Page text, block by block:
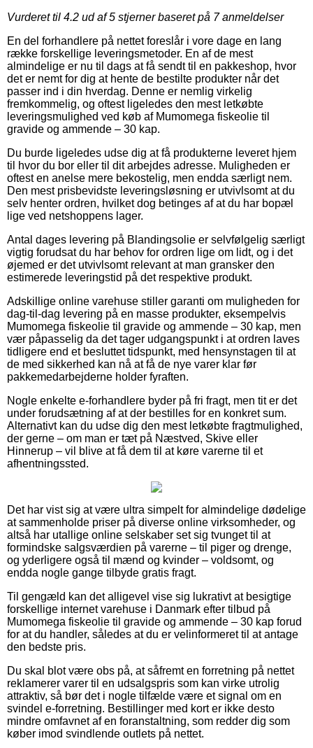
Vurderet til 4.2 ud af 5 stjerner baseret på 7anmeldelser
En del forhandlere på nettet foreslår i vore dage en lang
række forskellige leveringsmetoder. En af de mest
almindelige er nu til dags at få sendt til en pakkeshop, hvor
det er nemt for dig at hente de bestilte produkter når det
passer ind i din hverdag. Denne er nemlig virkelig
fremkommelig, og oftest ligeledes den mest letkøbte
leveringsmulighed ved køb af Mumomega fiskeolie til
gravide og ammende – 30 kap.
Du burde ligeledes udse dig at få produkterne leveret hjem
til hvor du bor eller til dit arbejdes adresse. Muligheden er
oftest en anelse mere bekostelig, men endda særligt nem.
Den mest prisbevidste leveringsløsning er utvivlsomt at du
selv henter ordren, hvilket dog betinges af at du har bopæl
lige ved netshoppens lager.
Antal dages levering på Blandingsolie er selvfølgelig særligt
vigtig forudsat du har behov for ordren lige om lidt, og i det
øjemed er det utvivlsomt relevant at man gransker den
estimerede leveringstid på det respektive produkt.
Adskillige online varehuse stiller garanti om muligheden for
dag-til-dag levering på en masse produkter, eksempelvis
Mumomega fiskeolie til gravide og ammende – 30 kap, men
vær påpasselig da det tager udgangspunkt i at ordren laves
tidligere end et besluttet tidspunkt, med hensynstagen til at
de med sikkerhed kan nå at få de nye varer klar før
pakkemedarbejderne holder fyraften.
Nogle enkelte e-forhandlere byder på fri fragt, men tit er det
under forudsætning af at der bestilles for en konkret sum.
Alternativt kan du udse dig den mest letkøbte fragtmulighed,
der gerne – om man er tæt på Næstved, Skive eller
Hinnerup – vil blive at få dem til at køre varerne til et
afhentningssted.
Det har vist sig at være ultra simpelt for almindelige dødelige
at sammenholde priser på diverse online virksomheder, og
altså har utallige online selskaber set sig tvunget til at
formindske salgsværdien på varerne – til piger og drenge,
og yderligere også til mænd og kvinder – voldsomt, og
endda nogle gange tilbyde gratis fragt.
Til gengæld kan det alligevel vise sig lukrativt at besigtige
forskellige internet varehuse i Danmark efter tilbud på
Mumomega fiskeolie til gravide og ammende – 30 kap forud
for at du handler, således at du er velinformeret til at antage
den bedste pris.
Du skal blot være obs på, at såfremt en forretning på nettet
reklamerer varer til en udsalgspris som kan virke utrolig
attraktiv, så bør det i nogle tilfælde være et signal om en
svindel e-forretning. Bestillinger med kort er ikke desto
mindre omfavnet af en foranstaltning, som redder dig som
køber imod svindlende outlets på nettet.